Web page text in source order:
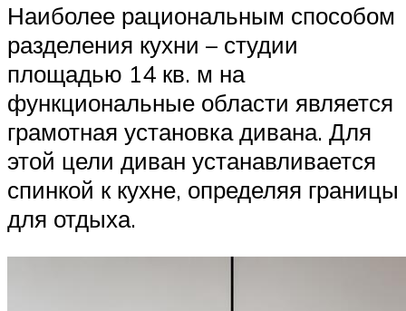
Наиболее рациональным способом
разделения кухни – студии
площадью 14 кв. м на
функциональные области является
грамотная установка дивана. Для
этой цели диван устанавливается
спинкой к кухне, определяя границы
для отдыха.